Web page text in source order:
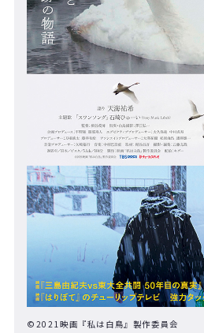
©︎2021映画『私は白鳥』製作委員会